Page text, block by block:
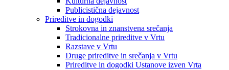
Publicistična dejavnost
Prireditve in dogodki
Strokovna in znanstvena srečanja
Tradicionalne prireditve v Vrtu
Razstave v Vrtu
Druge prireditve in srečanja v Vrtu
Prireditve in dogodki Ustanove izven Vrta